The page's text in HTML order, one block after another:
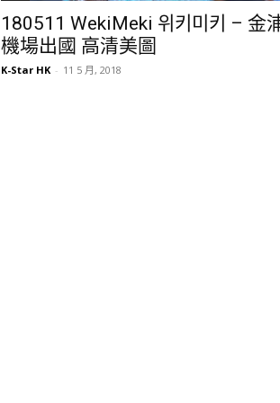
180511 WekiMeki 위키미키 – 金
機場出國 高清美圖
K-Star HK - 11 5 月, 2018